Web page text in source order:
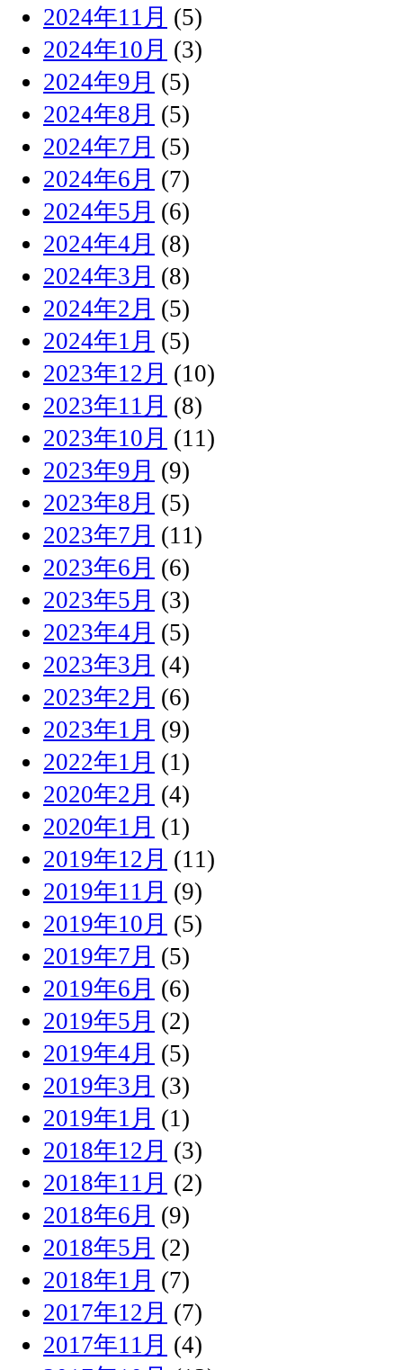
2024年11月 (5)
2024年10月 (3)
2024年9月 (5)
2024年8月 (5)
2024年7月 (5)
2024年6月 (7)
2024年5月 (6)
2024年4月 (8)
2024年3月 (8)
2024年2月 (5)
2024年1月 (5)
2023年12月 (10)
2023年11月 (8)
2023年10月 (11)
2023年9月 (9)
2023年8月 (5)
2023年7月 (11)
2023年6月 (6)
2023年5月 (3)
2023年4月 (5)
2023年3月 (4)
2023年2月 (6)
2023年1月 (9)
2022年1月 (1)
2020年2月 (4)
2020年1月 (1)
2019年12月 (11)
2019年11月 (9)
2019年10月 (5)
2019年7月 (5)
2019年6月 (6)
2019年5月 (2)
2019年4月 (5)
2019年3月 (3)
2019年1月 (1)
2018年12月 (3)
2018年11月 (2)
2018年6月 (9)
2018年5月 (2)
2018年1月 (7)
2017年12月 (7)
2017年11月 (4)